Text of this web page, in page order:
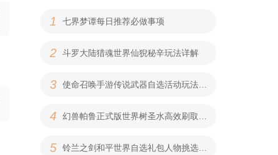
1 七界梦谭每日推荐必做事项
2 斗罗大陆猎魂世界仙猊秘辛玩法详解
3 使命召唤手游传说武器自选活动玩法深度解读
4
5 铃兰之剑和平世界自选礼包人物挑选建议指南